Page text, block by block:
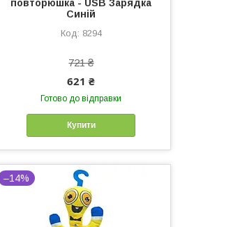
повторюшка - USB Зарядка
Синій
8294
721 ₴
621 ₴
Готово до відправки
Купити
–14%